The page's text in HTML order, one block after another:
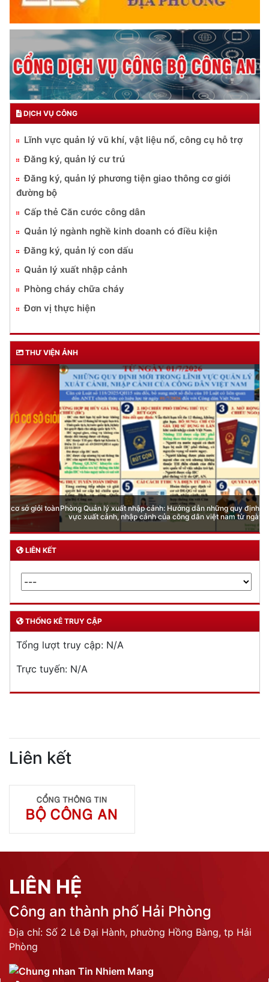
DỊCH VỤ CÔNG
Lĩnh vực quản lý vũ khí, vật liệu nổ, công cụ hỗ trợ
Đăng ký, quản lý cư trú
Đăng ký, quản lý phương tiện giao thông cơ giới
đường bộ
Cấp thẻ Căn cước công dân
Quản lý ngành nghề kinh doanh có điều kiện
Đăng ký, quản lý con dấu
Quản lý xuất nhập cảnh
Phòng cháy chữa cháy
Đơn vị thực hiện
THƯ VIỆN ẢNH
Phòng Quản lý xuất nhập cảnh: Hướng dẫn những quy định mới trong lĩnh
vực xuất cảnh, nhập cảnh của công dân việt nam từ ngày 01/7/2026
LIÊN KẾT
THỐNG KÊ TRUY CẬP
Tổng lượt truy cập: N/A
Trực tuyến: N/A
Liên kết
LIÊN HỆ
Công an thành phố Hải Phòng
Địa chỉ: Số 2 Lê Đại Hành, phường Hồng Bàng, tp Hải
Phòng